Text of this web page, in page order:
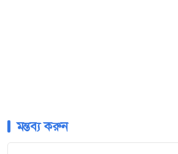
মন্তব্য করুন